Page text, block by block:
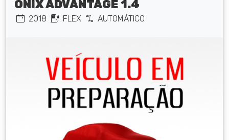
ONIX ADVANTAGE 1.4
2018 FLEX AUTOMÁTICO